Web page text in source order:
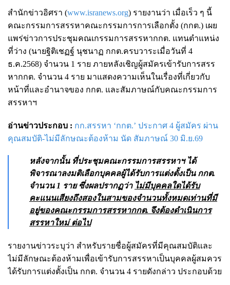
สำนักข่าวอิศรา (www.isranews.org) รายงานว่า เมื่อเร็ว ๆ นี้
คณะกรรมการสรรหาคณะกรรมการการเลือกตั้ง (กกต.) เผย
แพร่ข่าวการประชุมคณเกรรมการสรรหากกต. แทนตำแหน่ง
ที่ว่าง (นายฐิติเชฏฐ์ นุชนาฏ กกต.ครบวาระเมื่อวันที่ 4
ธ.ค.2568) จำนวน 1 ราย ภายหลังเชิญผู้สมัครเข้ารับการสรร
หากกต. จำนวน 4 ราย มาแสดงความเห็นในเรื่องที่เกี่ยวกับ
หน้าที่และอำนาจของ กกต. และสัมภาษณ์กับคณะกรรมการ
สรรหาฯ
อ่านข่าวประกอบ : กก.สรรหา ‘กกต.’ ประกาศ 4 ผู้สมัคร ผ่าน
คุณสมบัติ-ไม่มีลักษณะต้องห้าม นัด สัมภาษณ์ 30 มิ.ย.69
หลังจากนั้น ที่ประชุมคณะกรรมการสรรหาฯ ได้
พิจารณาลงมติเลือกบุคคลผู้ได้รับการแต่งตั้งเป็น กกต.
จำนวน 1 ราย ซึ่งผลปรากฏว่า ไม่มีบุคคลใดได้รับ
คะแนนเสียงถึงสองในสามของจำนวนทั้งหมดเท่านที่มี
อยู่ของคณะกรรมการสรรหากกต. จึงต้องดำเนินการ
สรรหาใหม่ ต่อไป
รายงานข่าวระบุว่า สำหรับรายชื่อผู้สมัครที่มีคุณสมบัติและ
ไม่มีลักษณะต้องห้ามเพื่อเข้ารับการสรรหาเป็นบุคคลผู้สมควร
ได้รับการแต่งตั้งเป็น กกต. จำนวน 4 รายดังกล่าว ประกอบด้วย